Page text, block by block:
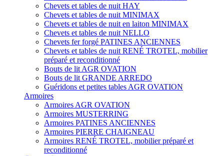
Chevets et tables de nuit HAY
Chevets et tables de nuit MINIMAX
Chevets et tables de nuit en laiton MINIMAX
Chevets et tables de nuit NELLO
Chevets fer forgé PATINES ANCIENNES
Chevets et tables de nuit RENÉ TROTEL, mobilier
préparé et reconditionné
Bouts de lit AGR OVATION
Bouts de lit GRANDE ARREDO
Guéridons et petites tables AGR OVATION
Armoires
Armoires AGR OVATION
Armoires MUSTERRING
Armoires PATINES ANCIENNES
Armoires PIERRE CHAIGNEAU
Armoires RENÉ TROTEL, mobilier préparé et
reconditionné